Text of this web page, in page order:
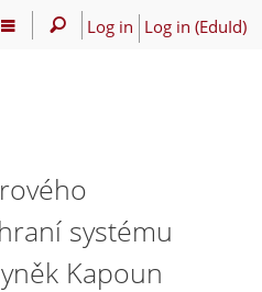
Log in Log in (EduId)
systému
Kapoun